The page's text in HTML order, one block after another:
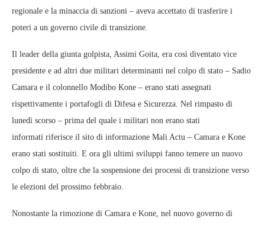
regionale e la minaccia di sanzioni – aveva accettato di trasferire i
poteri a un governo civile di transizione.
Il leader della giunta golpista, Assimi Goita, era così diventato vice
presidente e ad altri due militari determinanti nel colpo di stato – Sadio
Camara e il colonnello Modibo Kone – erano stati assegnati
rispettivamente i portafogli di Difesa e Sicurezza. Nel rimpasto di
lunedì scorso – prima del quale i militari non erano stati
informati riferisce il sito di informazione Mali Actu – Camara e Kone
erano stati sostituiti. E ora gli ultimi sviluppi fanno temere un nuovo
colpo di stato, oltre che la sospensione dei processi di transizione verso
le elezioni del prossimo febbraio.
Nonostante la rimozione di Camara e Kone, nel nuovo governo di